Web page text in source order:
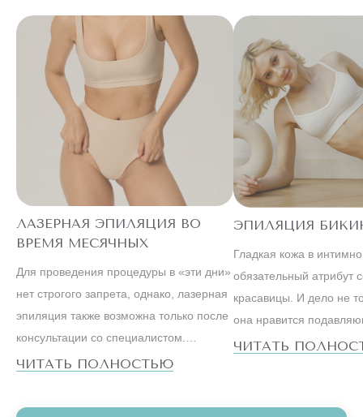
ЛАЗЕРНАЯ ЭПИЛЯЦИЯ ВО
ВРЕМЯ МЕСЯЧНЫХ
Для проведения процедуры в «эти дни»
нет строгого запрета, однако, лазерная
эпиляция также возможна только после
консультации со специалистом.
Ведущие косметологи настаивают на
ЧИТАТЬ ПОЛНОСТЬЮ
ЭПИЛЯЦИЯ
Гладкая кожа в
обязательный атрибут
красавицы. И дело не
она нравится
большинству мужчин.
вели наши мамы и
ЧИТАТЬ